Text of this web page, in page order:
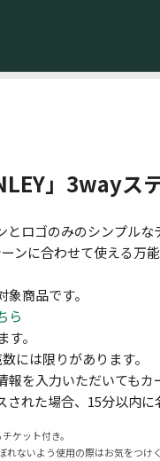
」3wayス
とロゴのみのシンプル
ンに合わせて使える万
商品です。
ら
。
には限りがあります。
を入力いただいてもカ
れた場合、15分以内
ケット付き。
ないよう使用の際はお気をつけ